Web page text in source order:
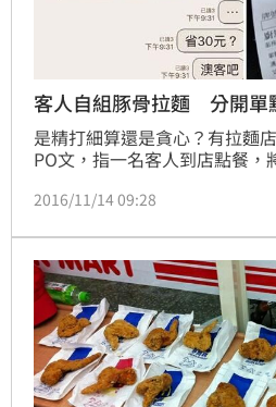
客人自組豚骨拉麵 分開單
是精打細算還是貪心？有拉麵
PO文，指一名客人到店點餐，
拉麵，貼文也引發網友正反討論
2016/11/14 09:28